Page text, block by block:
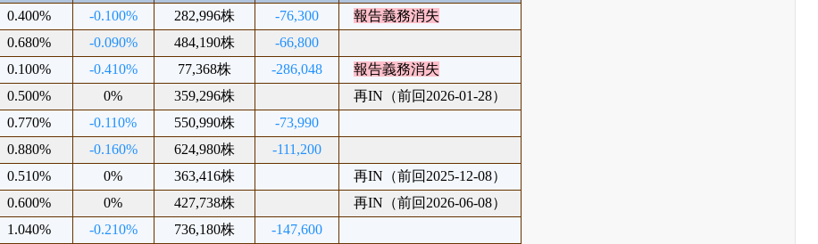
0.400% -0.100% 282,996株 -76,300
報告義務消失
0.680% -0.090% 484,190株
-66,800
0.100% -0.410% 77,368株 -286,048
報告義務消失
0.500% 0% 359,296株
再IN（前回2026-01-28）
0.770% -0.110% 550,990株
-73,990
0.880% -0.160% 624,980株
-111,200
0.510% 0% 363,416株
再IN（前回2025-12-08）
0.600% 0% 427,738株
再IN（前回2026-06-08）
1.040% -0.210% 736,180株
-147,600